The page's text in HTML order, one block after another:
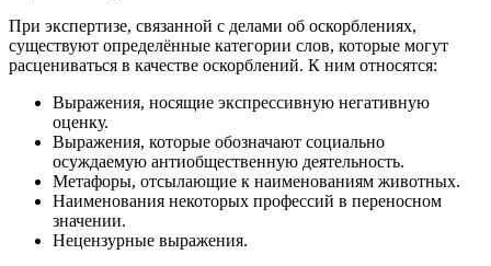
При экспертизе, связанной с делами об оскорблениях,
существуют определённые категории слов, которые могут
расцениваться в качестве оскорблений. К ним относятся:
Выражения, носящие экспрессивную негативную
оценку.
Выражения, которые обозначают социально
осуждаемую антиобщественную деятельность.
Метафоры, отсылающие к наименованиям животных.
Наименования некоторых профессий в переносном
значении.
Нецензурные выражения.